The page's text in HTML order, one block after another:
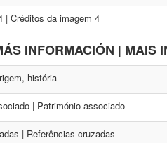
| Créditos da imagem 4
INFORMACIÓN | MAIS
história
| Património associado
| Referências cruzadas